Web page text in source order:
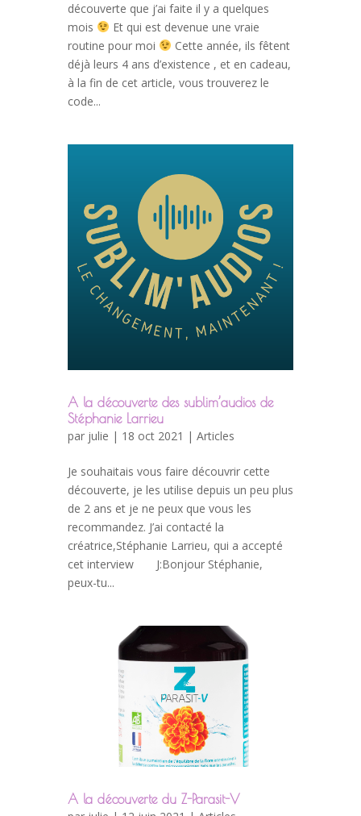
découverte que j’ai faite il y a quelques
mois
Et qui est devenue une vraie
routine pour moi
Cette année, ils fêtent
déjà leurs 4 ans d’existence , et en cadeau,
à la fin de cet article, vous trouverez le
code...
A la découverte des sublim’audios de
Stéphanie Larrieu
par julie | 18 oct 2021 | Articles
Je souhaitais vous faire découvrir cette
découverte, je les utilise depuis un peu plus
de 2 ans et je ne peux que vous les
recommandez. J’ai contacté la
créatrice,Stéphanie Larrieu, qui a accepté
cet interview J:Bonjour Stéphanie,
peux-tu...
A la découverte du Z-Parasit-V